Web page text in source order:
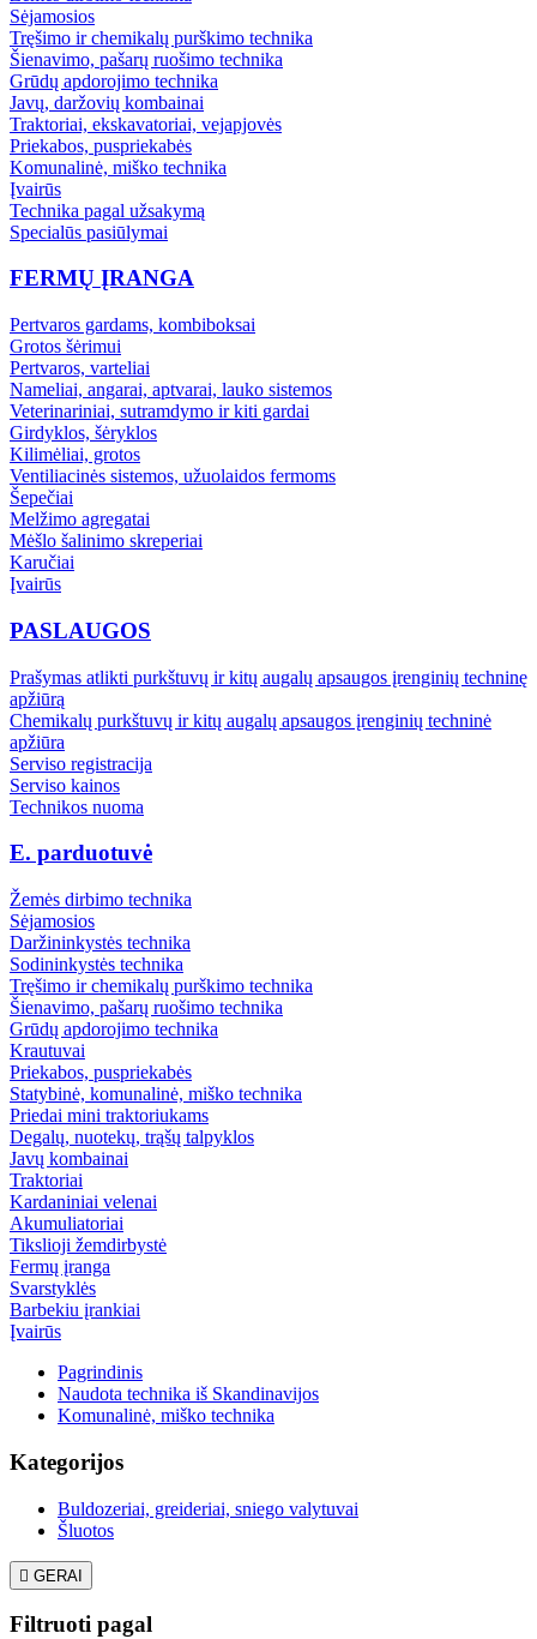
Sėjamosios
Tręšimo ir chemikalų purškimo technika
Šienavimo, pašarų ruošimo technika
Grūdų apdorojimo technika
Javų, daržovių kombainai
Traktoriai, ekskavatoriai, vejapjovės
Priekabos, puspriekabės
Komunalinė, miško technika
Įvairūs
Technika pagal užsakymą
Specialūs pasiūlymai
FERMŲ ĮRANGA
Pertvaros gardams, kombiboksai
Grotos šėrimui
Pertvaros, varteliai
Nameliai, angarai, aptvarai, lauko sistemos
Veterinariniai, sutramdymo ir kiti gardai
Girdyklos, šėryklos
Kilimėliai, grotos
Ventiliacinės sistemos, užuolaidos fermoms
Šepečiai
Melžimo agregatai
Mėšlo šalinimo skreperiai
Karučiai
Įvairūs
PASLAUGOS
Prašymas atlikti purkštuvų ir kitų augalų apsaugos įrenginių techninę
apžiūrą
Chemikalų purkštuvų ir kitų augalų apsaugos įrenginių techninė
apžiūra
Serviso registracija
Serviso kainos
Technikos nuoma
E. parduotuvė
Žemės dirbimo technika
Sėjamosios
Daržininkystės technika
Sodininkystės technika
Tręšimo ir chemikalų purškimo technika
Šienavimo, pašarų ruošimo technika
Grūdų apdorojimo technika
Krautuvai
Priekabos, puspriekabės
Statybinė, komunalinė, miško technika
Priedai mini traktoriukams
Degalų, nuotekų, trąšų talpyklos
Javų kombainai
Traktoriai
Kardaniniai velenai
Akumuliatoriai
Tikslioji žemdirbystė
Fermų įranga
Svarstyklės
Barbekiu įrankiai
Įvairūs
Pagrindinis
Naudota technika iš Skandinavijos
Komunalinė, miško technika
Kategorijos
Buldozeriai, greideriai, sniego valytuvai
Šluotos
 GERAI
Filtruoti pagal